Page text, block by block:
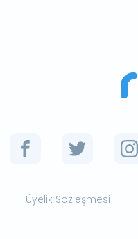
Üyelik Sözleşmesi